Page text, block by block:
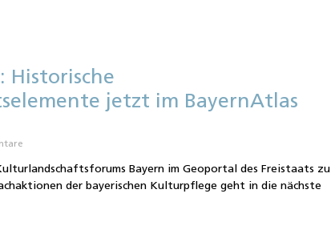
Historische
jetzt im BayernAtlas
Bayern im Geoportal des Freistaats zu
der bayerischen Kulturpflege geht in die nächste